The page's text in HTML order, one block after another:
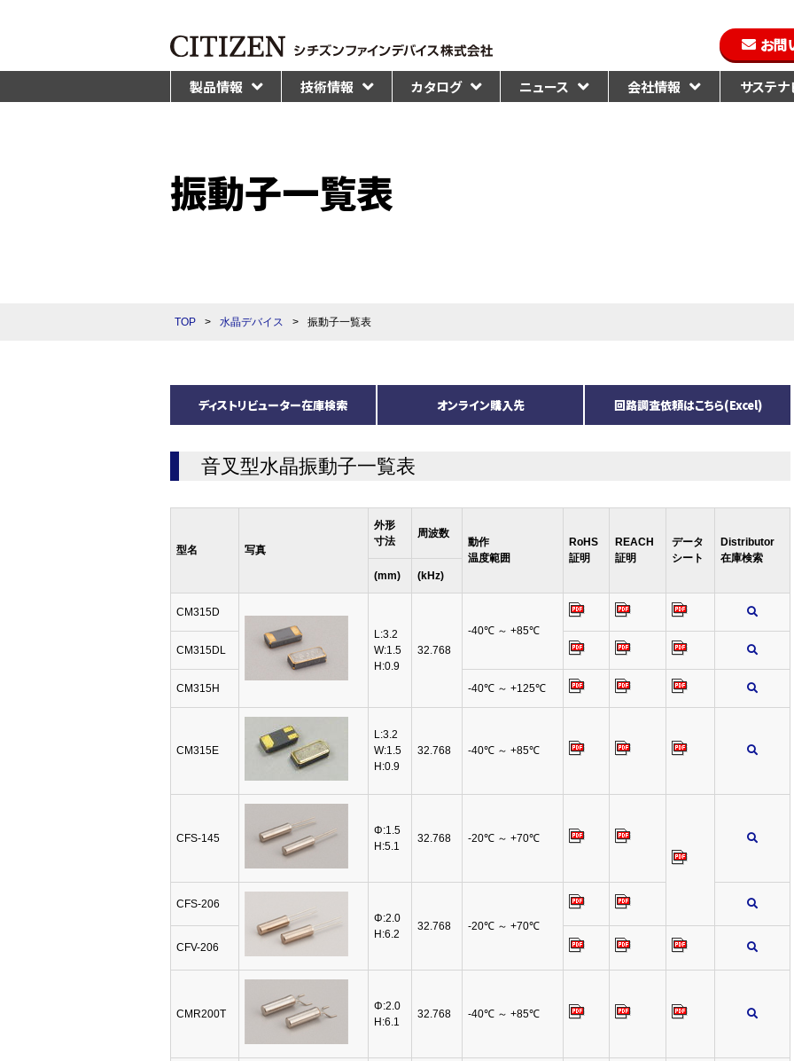
お問
製品情報 技術情報 カタログ ニュース 会社情報 サステナ
振動子一覧表
TOP > 水晶デバイス > 振動子一覧表
ディストリビューター在庫検索 オンライン購入先 回路調査依頼はこちら(Excel)
音叉型水晶振動子一覧表
型名 写真
外形
寸法
周波数
動作
温度範囲
RoHS
証明
REACH
証明
データ
シート
Distributor
在庫検索
(mm)
(kHz)
CM315D
L:3.2
W:1.5
H:0.9
32.768
-40℃ ～ +85℃
CM315DL
CM315H -40℃ ～ +125℃
CM315E
L:3.2
W:1.5
H:0.9
32.768 -40℃ ～ +85℃
CFS-145
Φ:1.5
H:5.1
32.768 -20℃ ～ +70℃
CFS-206
Φ:2.0
H:6.2
32.768
-20℃ ～ +70℃
CFV-206
CMR200T
Φ:2.0
H:6.1
32.768 -40℃ ～ +85℃